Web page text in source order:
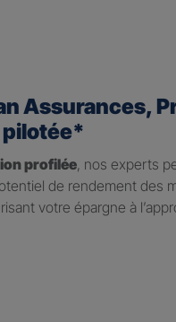
Assurances,
profilée, nos experts
de rendement des
votre épargne à